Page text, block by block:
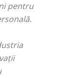
pentru